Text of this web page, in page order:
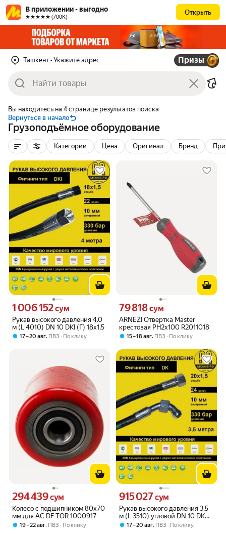
В приложении - выгодно
★★★★★ (700К)
Открыть
Ташкент • Укажите адрес Призы
Вы находитесь на 4 странице результатов поиска
Вернуться в начало
Грузоподъёмное оборудование
Категории Цена Оригинал Бренд
Рукав высокого давления 4,0
м (L 4010) DN 10 DKI (Г) 18x1,5
Цена 1006152 сум вместо
1 006 152сум
17 – 20 авг, ПВЗ По клику
ARNEZI Отвертка Master
крестовая PH2x100 R2011018
Цена 79818 сум вместо
79 818сум
15 – 18 авг, ПВЗ По клику
Колесо с подшипником 80x70
мм для AC DF TOR 1000917
Цена 294439 сум вместо
294 439сум
19 – 22 авг, ПВЗ По клику
Рукав высокого давления 3,5
м (L 3510) угловой DN 10 DK
(Г) 20x1.5
Цена 915027 сум вместо
915 027сум
17 – 20 авг, ПВЗ По клику